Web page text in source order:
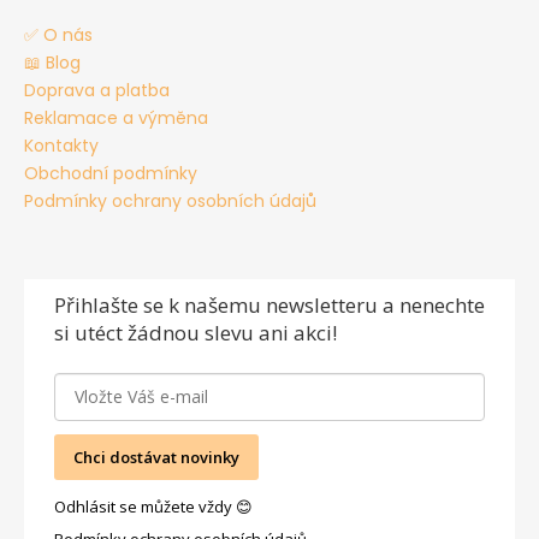
✅ O nás
📖 Blog
Doprava a platba
Reklamace a výměna
Kontakty
Obchodní podmínky
Podmínky ochrany osobních údajů
Přihlašte se k našemu newsletteru a nenechte
si utéct žádnou slevu ani akci!
Chci dostávat novinky
Odhlásit se můžete vždy 😊